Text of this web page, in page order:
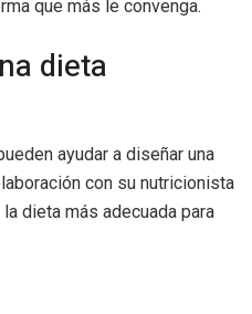
que más le convenga.
dieta
ayudar a diseñar una
con su nutricionista
dieta más adecuada para